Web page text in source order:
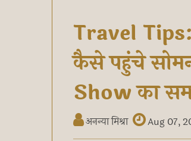
Travel Tips:
कैसे पहुंचे
Show का
अनन्या मिश्रा Aug 07,